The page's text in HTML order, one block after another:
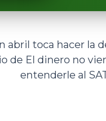
abril toca hacer la
de El dinero no
entenderle al